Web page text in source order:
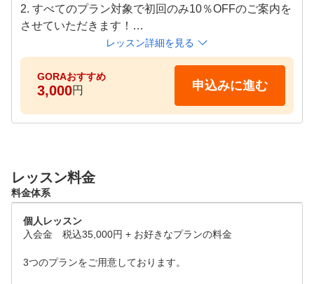
がら指導させて頂きます。
課題やお悩み解決に向けて、無理なく二人三脚で歩めるよ
うな指導を心掛けています。
道具やウェアの無料貸し出しも行っていますので、休日だ
けでなくお仕事帰りにも安心して通うことができます。
コースデビューしなくても、チキンゴルフをあなた専用の
2. すべてのプラン対象で初回のみ10％OFFのご案内を
させていただきます！
3.『チキンゴルフ オリジナルゴルフティー』をもれな
くプレゼント！※【ご来店特典】
詳しくは体験レッスン当日にご案内致します！
ゴルフに関してのお悩みや目標をヒアリングさせてい
ただき、お客様のお悩みに合った内容でレッスンいた
どんな人が教えるの？
いです。
【レッスンスケジュール】
レッスン詳細を見る
GORAおすすめ
3,000円 申込みに進む
レッスン料金
料金体系
個人レッスン
入会金　税込35,000円 + お好きなプランの料金
3つのプランをご用意しております。